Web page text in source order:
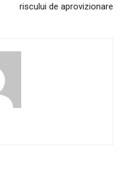
riscului de aprovizionare